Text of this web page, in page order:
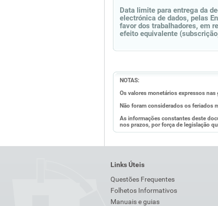
Data limite para entrega da
electrónica de dados, pelas
favor dos trabalhadores, em
efeito equivalente
NOTAS:
Os valores monetários expressos
Não foram considerados os feriados
As informações constantes deste
nos prazos, por força de legislação
Links Úteis
Questões Frequentes
Folhetos Informativos
Manuais e guias